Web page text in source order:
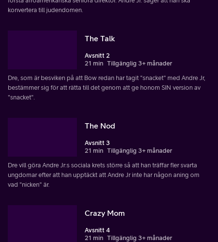
konvertera till judendomen.
The Talk
Avsnitt 2
21 min Tillgänglig 3+ månader
Dre, som är besviken på att Bow redan har tagit "snacket" med Andre Jr,
bestämmer sig för att rätta till det genom att ge honom SIN version av
"snacket".
The Nod
Avsnitt 3
21 min Tillgänglig 3+ månader
Dre vill göra Andre Jr:s sociala krets större så att han träffar fler svarta
ungdomar efter att han upptäckt att Andre Jr inte har någon aning om
vad "nicken" är.
Crazy Mom
Avsnitt 4
21 min Tillgänglig 3+ månader